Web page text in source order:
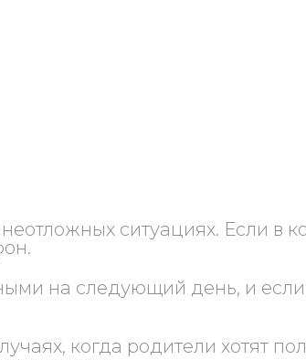
ситуациях. Если в
на следующий день, и если
когда родители хотят